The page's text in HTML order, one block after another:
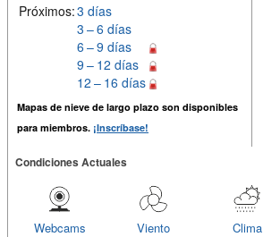
Próximos:3 días
3 – 6 días
6 – 9 días
9 – 12 días
12 – 16 días
Mapas de nieve de largo plazo son disponibles
para miembros. ¡Inscríbase!
Condiciones Actuales
Clima
Viento
Webcams